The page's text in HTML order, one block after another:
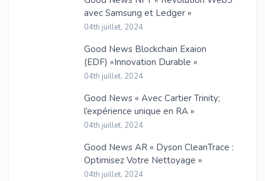
avec Samsung et Ledger »
04th juillet, 2024
Good News Blockchain Exaion
(EDF) »Innovation Durable »
04th juillet, 2024
Good News « Avec Cartier Trinity;
l’expérience unique en RA »
04th juillet, 2024
Good News AR « Dyson CleanTrace :
Optimisez Votre Nettoyage »
04th juillet, 2024